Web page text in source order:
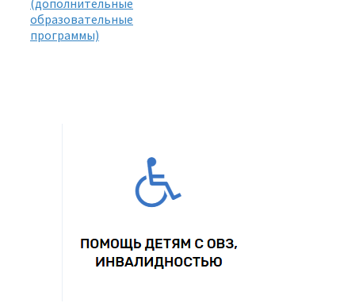
образовательные
программы)